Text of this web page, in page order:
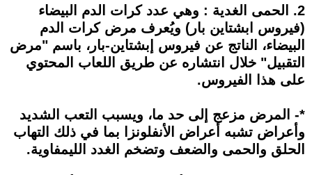
2. الحمى الغدية : وهي عدد كرات الدم البيضاء
(فيروس ابشتاين بار) ويُعرف مرض كرات الدم
البيضاء، الناتج عن فيروس إبشتاين-بار، باسم "مرض
التقبيل" خلال انتشاره عن طريق اللعاب المحتوي
على هذا الفيروس.
*- المرض مزعج إلى حد ما، ويسبب التعب الشديد
وأعراض تشبه أعراض الأنفلونزا بما في ذلك التهاب
الحلق والحمى والضعف وتضخم الغدد الليمفاوية.